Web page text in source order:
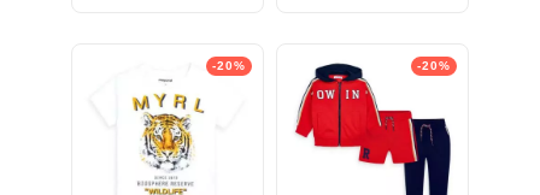
-20% -20%